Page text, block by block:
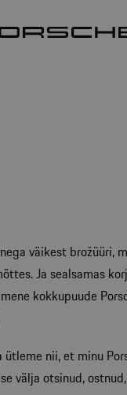
väikest
Ja
kokkupuude
nii, et minu
välja otsinud,